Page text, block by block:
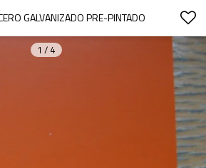
GALVANIZADO PRE-PINTADO
1 / 4